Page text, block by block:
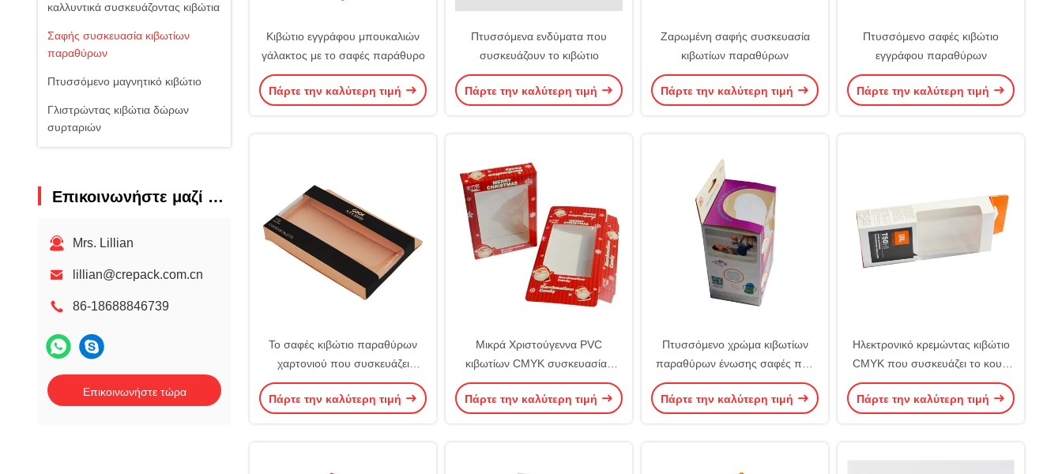
καλλυντικά συσκευάζοντας κιβώτια
Σαφής συσκευασία κιβωτίων
παραθύρων
Πτυσσόμενο μαγνητικό κιβώτιο
Γλιστρώντας κιβώτια δώρων
συρταριών
Επικοινωνήστε μαζί μας
Mrs. Lillian
lillian@crepack.com.cn
86-18688846739
Επικοινωνήστε τώρα
Κιβώτιο εγγράφου μπουκαλιών
γάλακτος με το σαφές παράθυρο
Πάρτε την καλύτερη τιμή
Πτυσσόμενα ενδύματα που
συσκευάζουν το κιβώτιο
Πάρτε την καλύτερη τιμή
Ζαρωμένη σαφής συσκευασία
κιβωτίων παραθύρων
Πάρτε την καλύτερη τιμή
Πτυσσόμενο σαφές κιβώτιο
εγγράφου παραθύρων
Πάρτε την καλύτερη τιμή
Το σαφές κιβώτιο παραθύρων
χαρτονιού που συσκευάζει
Demboss αποτυπώνει το
πτυσσόμενο τυπωμένο κιβώτιο
Πάρτε την καλύτερη τιμή
Μικρά Χριστούγεννα PVC
κιβωτίων CMYK συσκευασίας
χαρτονιού ελεφαντόδοντου
εγγράφου παραθύρων
Πάρτε την καλύτερη τιμή
Πτυσσόμενο χρώμα κιβωτίων
παραθύρων ένωσης σαφές που
συσκευάζει Pantone με την
επιγραφή ραφιών
Πάρτε την καλύτερη τιμή
Ηλεκτρονικό κρεμώντας κιβώτιο
CMYK που συσκευάζει το κουτί
από χαρτόνι CDR με το σαφές
παράθυρο
Πάρτε την καλύτερη τιμή